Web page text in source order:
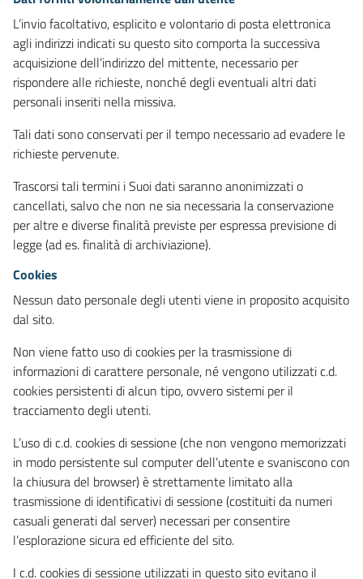
L’invio facoltativo, esplicito e volontario di posta elettronica
agli indirizzi indicati su questo sito comporta la successiva
acquisizione dell’indirizzo del mittente, necessario per
rispondere alle richieste, nonché degli eventuali altri dati
personali inseriti nella missiva.
Tali dati sono conservati per il tempo necessario ad evadere le
richieste pervenute.
Trascorsi tali termini i Suoi dati saranno anonimizzati o
cancellati, salvo che non ne sia necessaria la conservazione
per altre e diverse finalità previste per espressa previsione di
legge (ad es. finalità di archiviazione).
Cookies
Nessun dato personale degli utenti viene in proposito acquisito
dal sito.
Non viene fatto uso di cookies per la trasmissione di
informazioni di carattere personale, né vengono utilizzati c.d.
cookies persistenti di alcun tipo, ovvero sistemi per il
tracciamento degli utenti.
L’uso di c.d. cookies di sessione (che non vengono memorizzati
in modo persistente sul computer dell’utente e svaniscono con
la chiusura del browser) è strettamente limitato alla
trasmissione di identificativi di sessione (costituiti da numeri
casuali generati dal server) necessari per consentire
l’esplorazione sicura ed efficiente del sito.
I c.d. cookies di sessione utilizzati in questo sito evitano il